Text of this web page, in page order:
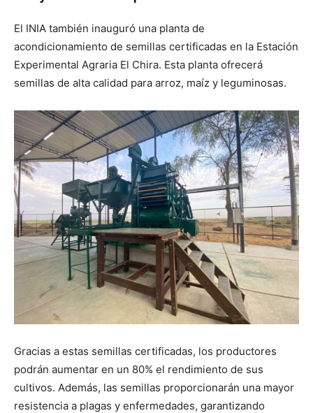
El INIA también inauguró una planta de
acondicionamiento de semillas certificadas en la Estación
Experimental Agraria El Chira. Esta planta ofrecerá
semillas de alta calidad para arroz, maíz y leguminosas.
Gracias a estas semillas certificadas, los productores
podrán aumentar en un 80% el rendimiento de sus
cultivos. Además, las semillas proporcionarán una mayor
resistencia a plagas y enfermedades, garantizando